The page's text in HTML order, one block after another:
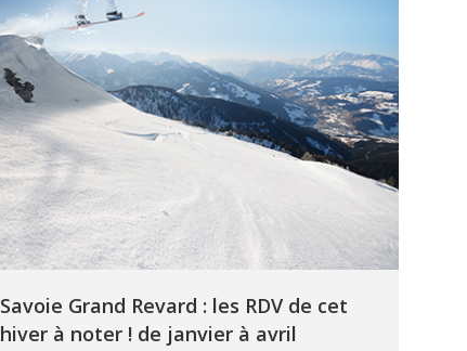
Savoie Grand Revard : les RDV de cet
hiver à noter ! de janvier à avril